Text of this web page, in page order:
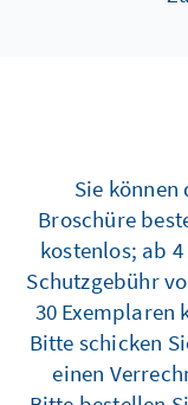
Sie können
Broschüre
kostenlos; ab
Schutzgebühr
30 Exemplaren
Bitte schicken
einen